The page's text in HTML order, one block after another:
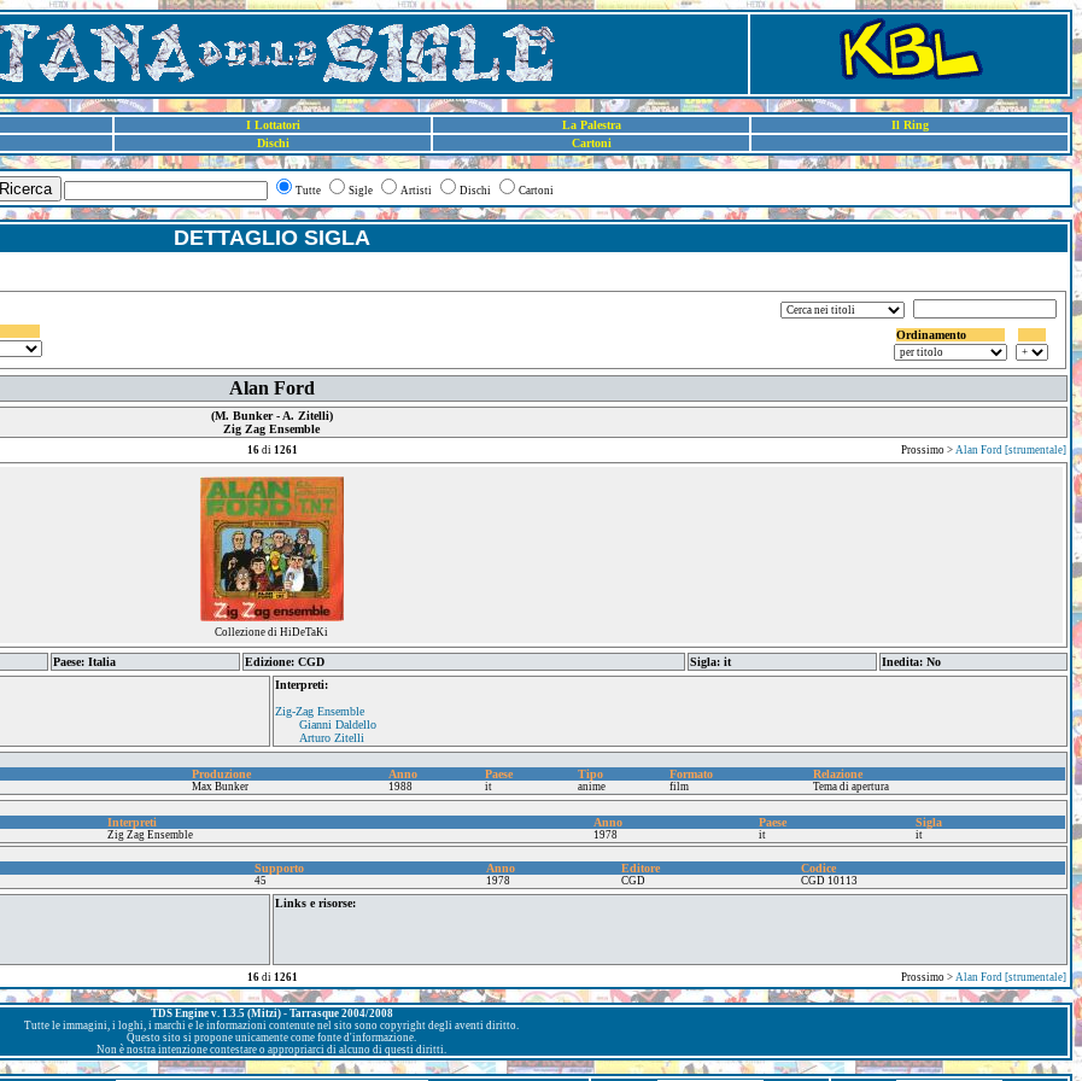
I Lottatori La Palestra
Il Ring
Dischi Cartoni
Ricerca Tutte Sigle Artisti Dischi Cartoni
DETTAGLIO SIGLA
Ordinamento
Alan Ford
(M. Bunker - A. Zitelli)
Zig Zag Ensemble
16di 1261 Prossimo > Alan Ford [strumentale]
Collezione di HiDeTaKi
Paese: Italia Edizione: CGD Sigla: it
Inedita: No
Interpreti:
Zig-Zag Ensemble
Gianni Daldello
Arturo Zitelli
Produzione Anno Paese Tipo Formato Relazione
Max Bunker 1988 it anime film Tema di apertura
Interpreti Anno Paese Sigla
Zig Zag Ensemble 1978 it it
Supporto Anno Editore Codice
45 1978 CGD CGD 10113
Links e risorse:
16di 1261 Prossimo > Alan Ford [strumentale]
TDS Engine v. 1.3.5 (Mitzi) - Tarrasque 2004/2008
Tutte le immagini, i loghi, i marchi e le informazioni contenute nel sito sono copyright degli aventi diritto.
Questo sito si propone unicamente come fonte d'informazione.
Non è nostra intenzione contestare o appropriarci di alcuno di questi diritti.